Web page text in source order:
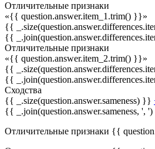
Отличительные признаки
«{{ question.answer.item_1.trim() }}»
{{
{{
Отличительные признаки
«{{ question.answer.item_2.trim() }}»
{{
{{
Сходства
{{ _.size(question.answer.sameness) }}
{{ _.join(question.answer.sameness, ',
Отличительные признаки {{